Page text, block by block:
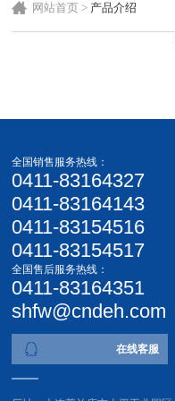
网站首页 > 产品介绍
全国销售服务热线：
0411-83164327
0411-83164143
0411-83154516
0411-83154517
全国售后服务热线：
0411-83164351
shfw@cndeh.com
在线客服